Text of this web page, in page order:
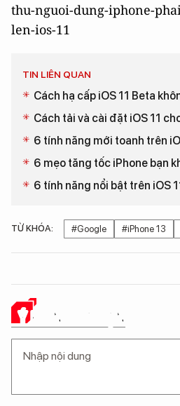
thu-nguoi-dung-iphone-
len-ios-11
TIN LIÊN QUAN
Cách hạ cấp iOS 11 Beta
Cách tải và cài đặt iOS 11
6 tính năng mới toanh trên
6 mẹo tăng tốc iPhone bạn
6 tính năng nổi bật trên iOS
TỪ KHÓA: #Google #iPhone 13
Ý KIẾN CỦA BẠN